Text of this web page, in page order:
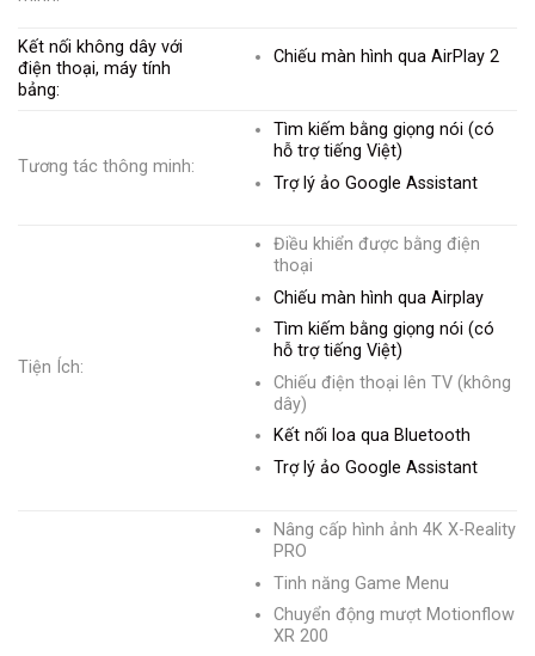
Kết nối không dây với
điện thoại, máy tính
bảng:
Chiếu màn hình qua AirPlay 2
Tương tác thông minh:
Tìm kiếm bằng giọng nói (có
hỗ trợ tiếng Việt)
Trợ lý ảo Google Assistant
Tiện Ích:
Điều khiển được bằng điện
thoại
Chiếu màn hình qua Airplay
Tìm kiếm bằng giọng nói (có
hỗ trợ tiếng Việt)
Chiếu điện thoại lên TV (không
dây)
Kết nối loa qua Bluetooth
Trợ lý ảo Google Assistant
Nâng cấp hình ảnh 4K X-Reality
PRO
Tinh năng Game Menu
Chuyển động mượt Motionflow
XR 200